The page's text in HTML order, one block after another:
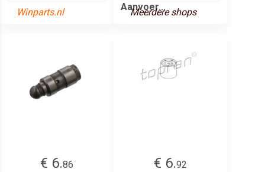
Winparts.nl
Aanvoer...
Meerdere shops
€ 6.86
€ 6.92